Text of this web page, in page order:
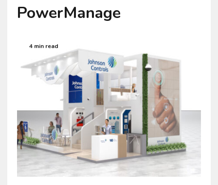
PowerManage
4 min read